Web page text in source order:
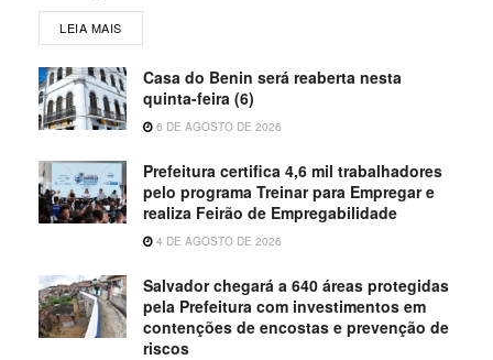
LEIA MAIS
Casa do Benin será reaberta nesta
quinta-feira (6)
6 DE AGOSTO DE 2026
Prefeitura certifica 4,6 mil trabalhadores
pelo programa Treinar para Empregar e
realiza Feirão de Empregabilidade
4 DE AGOSTO DE 2026
Salvador chegará a 640 áreas protegidas
pela Prefeitura com investimentos em
contenções de encostas e prevenção de
riscos